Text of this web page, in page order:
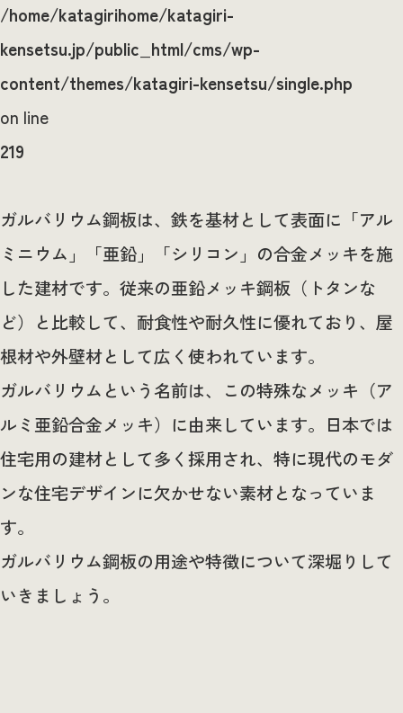
/home/katagirihome/katagiri-
kensetsu.jp/public_html/cms/wp-
content/themes/katagiri-kensetsu/single.php
on line
219
ガルバリウム鋼板は、鉄を基材として表面に「アル
ミニウム」「亜鉛」「シリコン」の合金メッキを施
した建材です。従来の亜鉛メッキ鋼板（トタンな
ど）と比較して、耐食性や耐久性に優れており、屋
根材や外壁材として広く使われています。
ガルバリウムという名前は、この特殊なメッキ（ア
ルミ亜鉛合金メッキ）に由来しています。日本では
住宅用の建材として多く採用され、特に現代のモダ
ンな住宅デザインに欠かせない素材となっていま
す。
ガルバリウム鋼板の用途や特徴について深堀りして
いきましょう。